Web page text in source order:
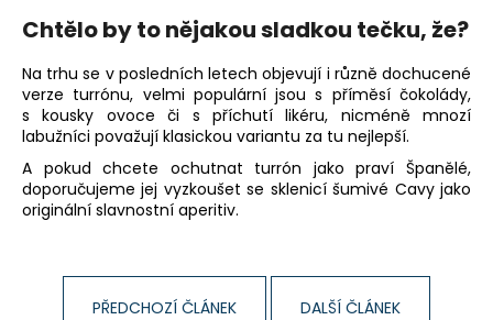
Chtělo by to nějakou sladkou tečku, že?
Na trhu se v posledních letech objevují i různě dochucené
verze turrónu, velmi populární jsou s příměsí čokolády,
s kousky ovoce či s příchutí likéru, nicméně mnozí
labužníci považují klasickou variantu za tu nejlepší.
A pokud chcete ochutnat turrón jako praví Španělé,
doporučujeme jej vyzkoušet se sklenicí šumivé Cavy jako
originální slavnostní aperitiv.
PŘEDCHOZÍ ČLÁNEK DALŠÍ ČLÁNEK